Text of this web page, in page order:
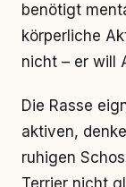
benötigt
körperliche
nicht – er will
Die Rasse
aktiven,
ruhigen
Terrier nicht